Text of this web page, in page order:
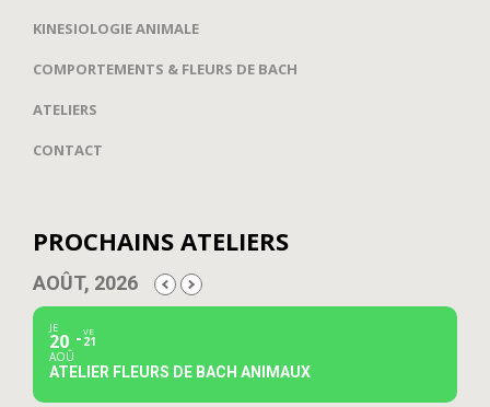
KINESIOLOGIE ANIMALE
COMPORTEMENTS & FLEURS DE BACH
ATELIERS
CONTACT
PROCHAINS ATELIERS
AOÛT, 2026
JE
20
AOÛ
VE
21
ATELIER FLEURS DE BACH ANIMAUX